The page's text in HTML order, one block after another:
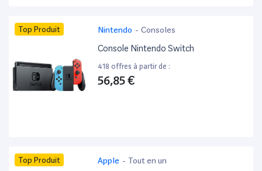
Top Produit Nintendo - Consoles
Console Nintendo Switch
418 offres à partir de :
56,85 €
Top Produit Apple - Tout en un